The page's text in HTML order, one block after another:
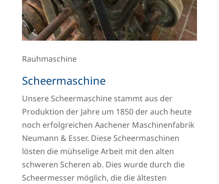
Rauhmaschine
Scheermaschine
Unsere Scheermaschine stammt aus der
Produktion der Jahre um 1850 der auch heute
noch erfolgreichen Aachener Maschinenfabrik
Neumann & Esser. Diese Scheermaschinen
lösten die mühselige Arbeit mit den alten
schweren Scheren ab. Dies wurde durch die
Scheermesser möglich, die die ältesten